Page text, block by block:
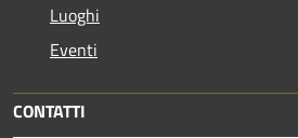
Luoghi
Eventi
CONTATTI